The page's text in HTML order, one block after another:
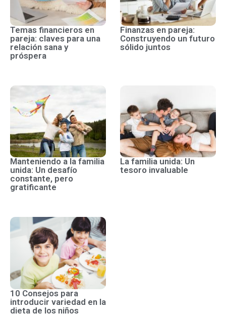
Temas financieros en
pareja: claves para una
relación sana y
próspera
Finanzas en pareja:
Construyendo un futuro
sólido juntos
Manteniendo a la familia
unida: Un desafío
constante, pero
gratificante
La familia unida: Un
tesoro invaluable
10 Consejos para
introducir variedad en la
dieta de los niños